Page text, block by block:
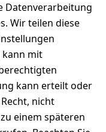
Datenverarbeitung
Wir teilen diese
kann mit
kann erteilt oder
nicht
einem späteren